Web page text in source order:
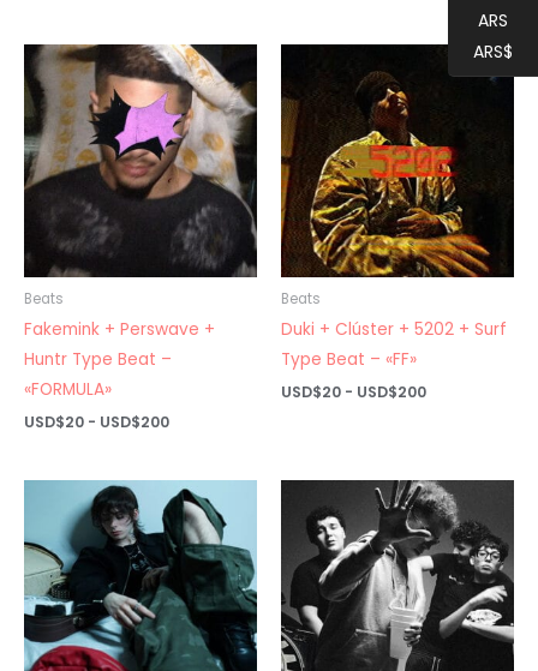
hasta
USD$200
precios:
desde
USD$20
hasta
Beats
Fakemink + Perswave +
Huntr Type Beat –
«FORMULA»
USD$20 - USD$200Rango
desde
USD$20
hasta
USD$200
Beats
Duki + Clúster + 5202 + Surf
Type Beat – «FF»
USD$20 - USD$200Rango
hasta
USD$200
ARS
ARS$